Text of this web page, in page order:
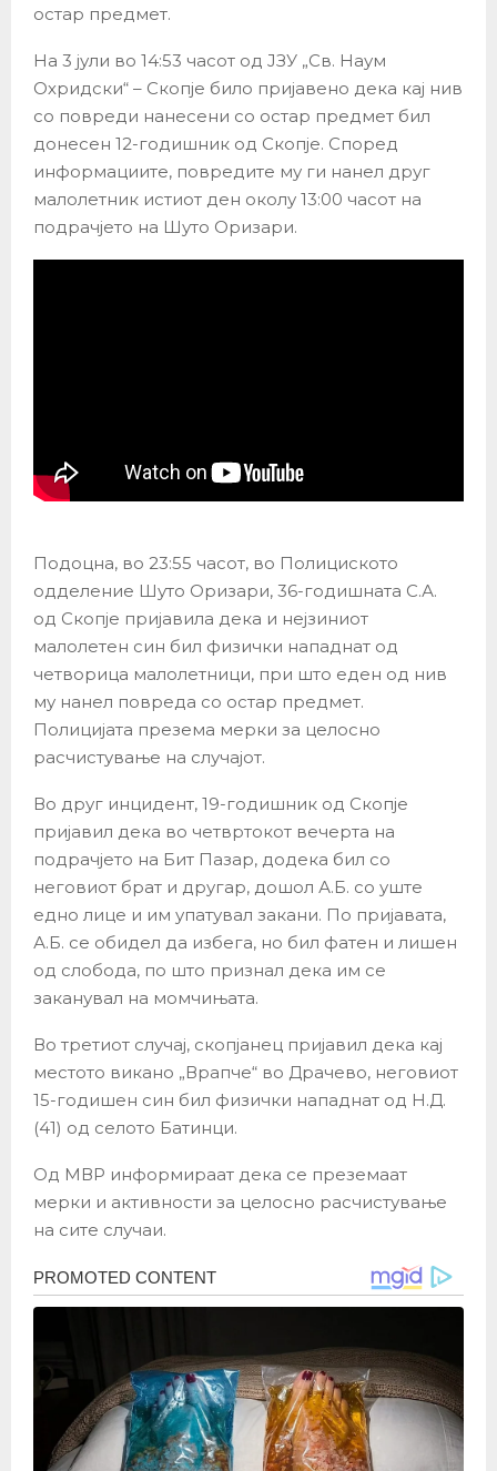
остар предмет.
На 3 јули во 14:53 часот од ЈЗУ „Св. Наум
Охридски“ – Скопје било пријавено дека кај нив
со повреди нанесени со остар предмет бил
донесен 12-годишник од Скопје. Според
информациите, повредите му ги нанел друг
малолетник истиот ден околу 13:00 часот на
подрачјето на Шуто Оризари.
Подоцна, во 23:55 часот, во Полициското
одделение Шуто Оризари, 36-годишната С.А.
од Скопје пријавила дека и нејзиниот
малолетен син бил физички нападнат од
четворица малолетници, при што еден од нив
му нанел повреда со остар предмет.
Полицијата презема мерки за целосно
расчистување на случајот.
Во друг инцидент, 19-годишник од Скопје
пријавил дека во четвртокот вечерта на
подрачјето на Бит Пазар, додека бил со
неговиот брат и другар, дошол А.Б. со уште
едно лице и им упатувал закани. По пријавата,
А.Б. се обидел да избега, но бил фатен и лишен
од слобода, по што признал дека им се
заканувал на момчињата.
Во третиот случај, скопјанец пријавил дека кај
местото викано „Врапче“ во Драчево, неговиот
15-годишен син бил физички нападнат од Н.Д.
(41) од селото Батинци.
Од МВР информираат дека се преземаат
мерки и активности за целосно расчистување
на сите случаи.